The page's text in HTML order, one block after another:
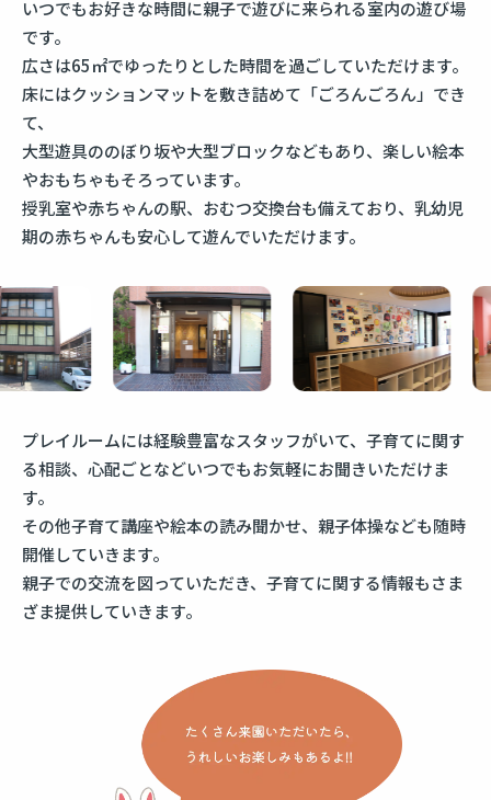
いつでもお好きな時間に親子で遊びに来られる室内の遊び場
です。
広さは65㎡でゆったりとした時間を過ごしていただけます。
床にはクッションマットを敷き詰めて「ごろんごろん」でき
て、
大型遊具ののぼり坂や大型ブロックなどもあり、楽しい絵本
やおもちゃもそろっています。
授乳室や赤ちゃんの駅、おむつ交換台も備えており、乳幼児
期の赤ちゃんも安心して遊んでいただけます。
プレイルームには経験豊富なスタッフがいて、子育てに関す
る相談、心配ごとなどいつでもお気軽にお聞きいただけま
す。
その他子育て講座や絵本の読み聞かせ、親子体操なども随時
開催していきます。
親子での交流を図っていただき、子育てに関する情報もさま
ざま提供していきます。